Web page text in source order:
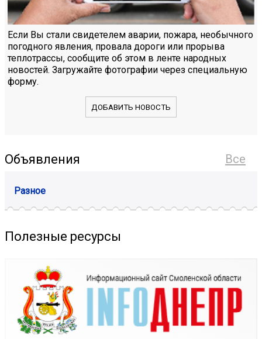
Если Вы стали свидетелем аварии, пожара, необычного
погодного явления, провала дороги или прорыва
теплотрассы, сообщите об этом в ленте народных
новостей. Загружайте фотографии через специальную
форму.
ДОБАВИТЬ НОВОСТЬ
Все
Объявления
Разное
Полезные ресурсы